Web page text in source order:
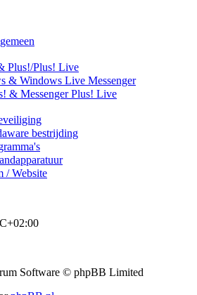
Plus!/Plus! Live
Windows Live Messenger
& Messenger Plus! Live
bestrijding
Website
Software © phpBB Limited